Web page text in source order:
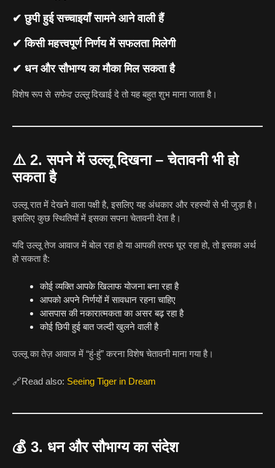
✔ छुपी हुई सच्चाइयाँ सामने आने वाली हैं
✔ किसी महत्त्वपूर्ण निर्णय में सफलता मिलेगी
✔ धन और सौभाग्य का मौका मिल सकता है
विशेष रूप से सफेद उल्लूदिखाई दे तो यह बहुत शुभ माना जाता है।
⚠️ 2. सपने में उल्लू दिखना – चेतावनी भी हो
सकता है
उल्लू रात में देखने वाला पक्षी है, इसलिए यह अंधकार और रहस्यों से भी जुड़ा है।
इसलिए कुछ स्थितियों में इसका सपना चेतावनी देता है।
यदि उल्लू तेज आवाज में बोल रहा हो या आपकी तरफ घूर रहा हो, तो इसका अर्थ
हो सकता है:
कोई व्यक्ति आपके खिलाफ योजना बना रहा है
आपको अपने निर्णयों में सावधान रहना चाहिए
आसपास की नकारात्मकता का असर बढ़ रहा है
कोई छिपी हुई बात जल्दी खुलने वाली है
उल्लू का तेज़ आवाज में “हुं-हुं” करना विशेष चेतावनी माना गया है।
🔗Read also: Seeing Tiger in Dream
💰 3. धन और सौभाग्य का संदेश